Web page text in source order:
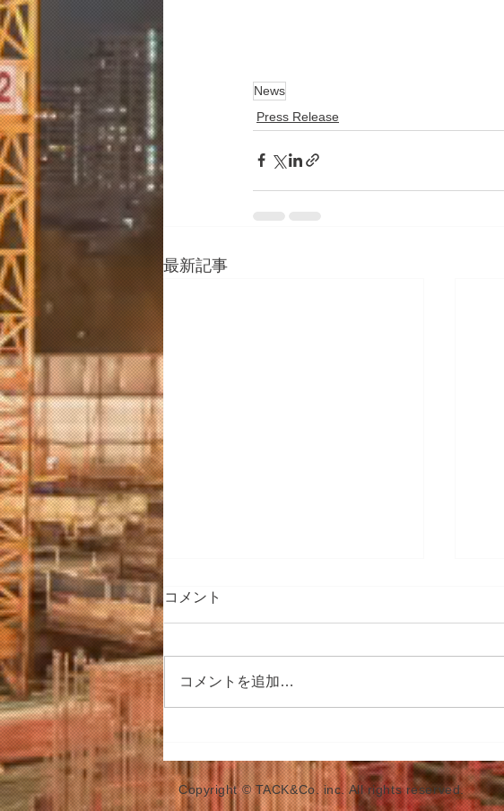
News
Press Release
最新記事
ASCII STARTUP ライトニング
による事業内容についての動画が
公開されて います。
弊
コメント
コメントを追加…
Copyright © TACK&Co. inc. All rights reserved.